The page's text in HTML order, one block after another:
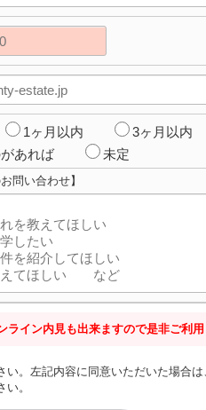
1ヶ月以内 3ヶ月以内
あれば 未定
問い合わせ】
イン内見も出来ますので是非ご利用
い。左記内容に同意いただいた場合
い。